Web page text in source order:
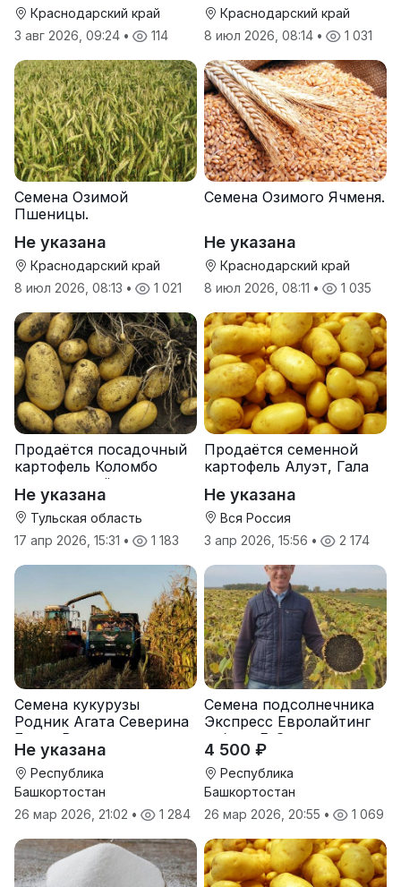
Краснодарский край
3 авг 2026, 09:24 • 114
Краснодарский край
8 июл 2026, 08:14 • 1 031
Семена Озимой
Пшеницы.
Не указана
Краснодарский край
8 июл 2026, 08:13 • 1 021
Семена Озимого Ячменя.
Не указана
Краснодарский край
8 июл 2026, 08:11 • 1 035
Продаётся посадочный
картофель Коломбо
оптом от трёх тонн
Не указана
Тульская область
17 апр 2026, 15:31 • 1 183
Продаётся семенной
картофель Алуэт, Гала
Не указана
Вся Россия
3 апр 2026, 15:56 • 2 174
Семена кукурузы
Родник Агата Северина
Берта Вилора
Прохладненский Дарина
Росс Машук Катерина
Не указана
Республика
Башкортостан
26 мар 2026, 21:02 • 1 284
Семена подсолнечника
Экспресс Евролайтинг
гибрид F-G+
4 500 ₽
Республика
Башкортостан
26 мар 2026, 20:55 • 1 069